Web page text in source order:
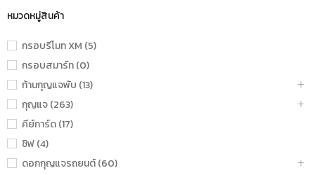
หมวดหมู่สินค้า
กรอบรีโมท XM (5)
กรอบสมาร์ท (0)
ก้านกุญแจพับ (13)
กุญแจ (263)
คีย์การ์ด (17)
ชิฟ (4)
ดอกกุญแจรถยนต์ (60)